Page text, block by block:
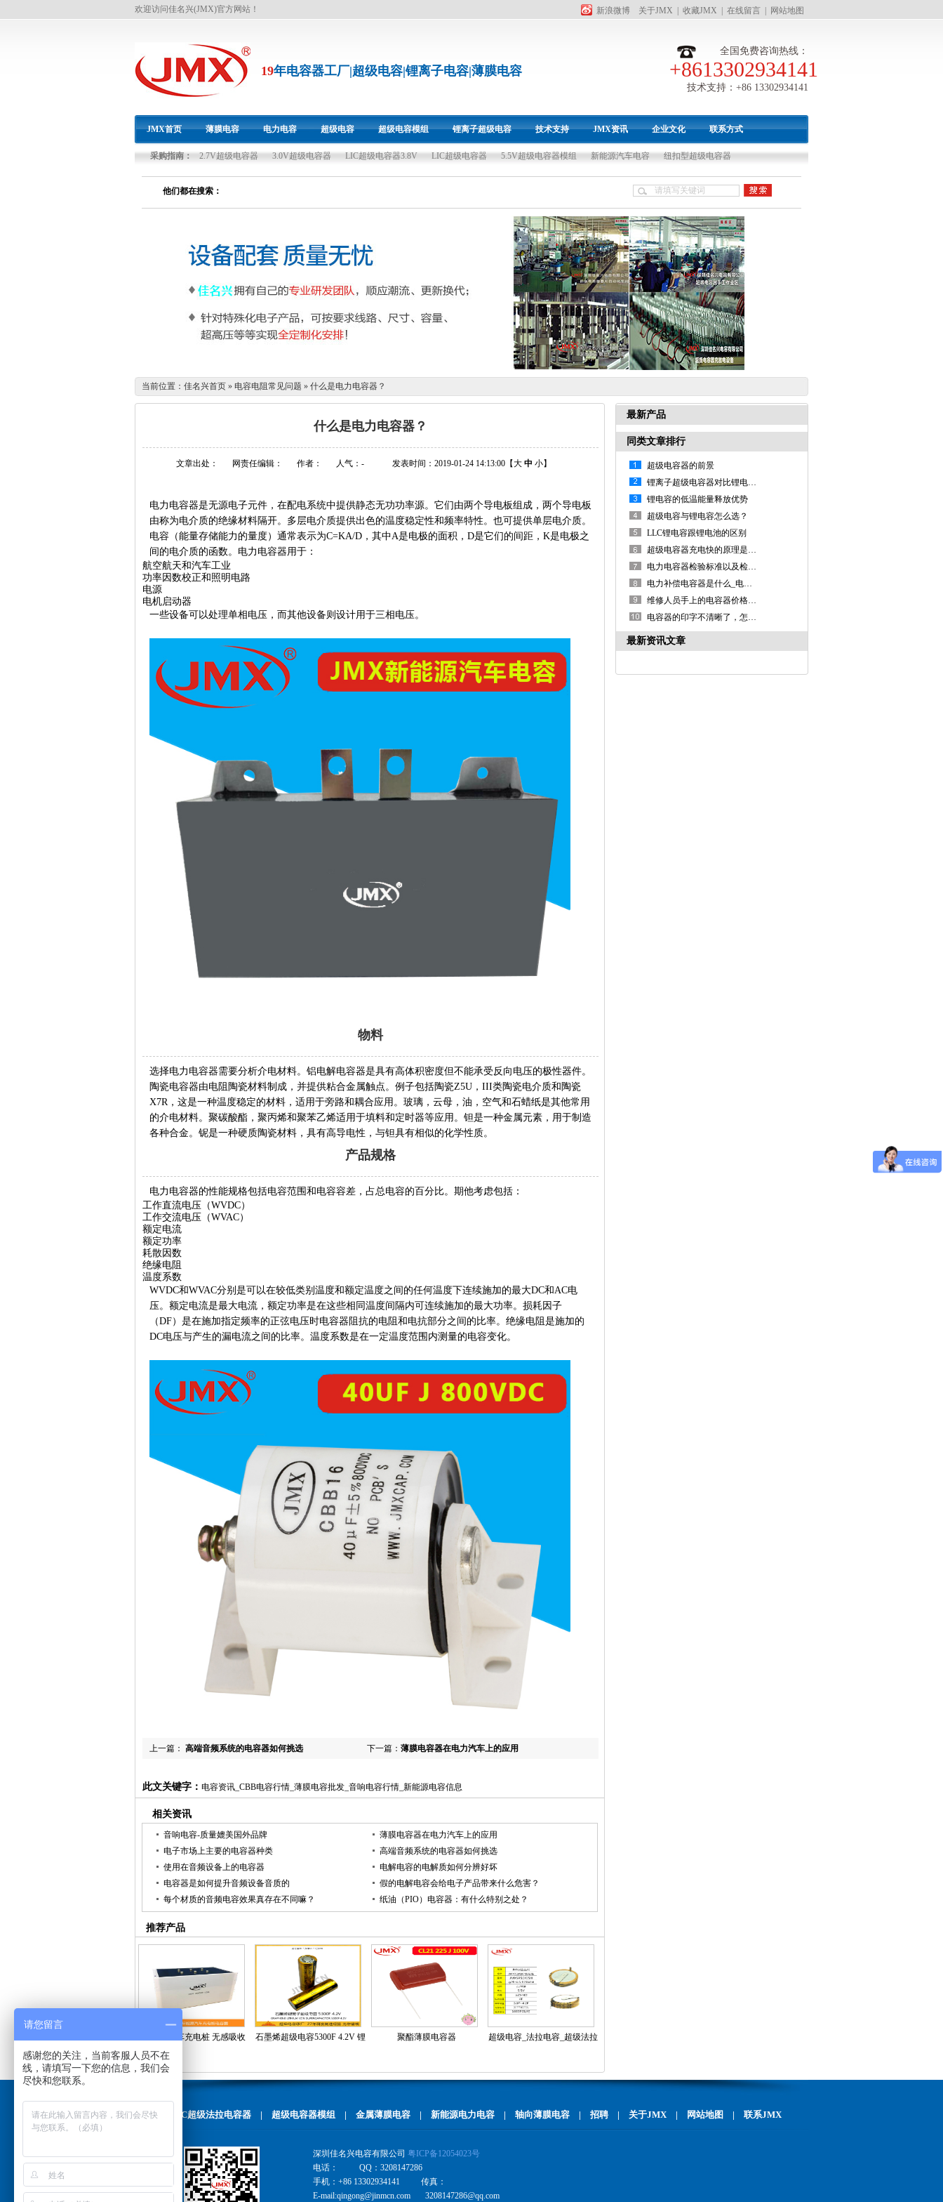
新浪微博 关于JMX 收藏JMX 在线留言 网站地图
欢迎访问佳名兴(JMX)官方网站！
19年电容器工厂|超级电容|锂离子电容|薄膜电容
全国免费咨询热线：
+8613302934141
技术支持：+86 13302934141
JMX首页 薄膜电容 电力电容 超级电容 超级电容模组 锂离子超级电容 技术支持 JMX资讯 企业文化 联系方式
双碳资源
采购指南： 2.7V超级电容器 3.0V超级电容器 LIC超级电容器3.8V LIC超级电容器 5.5V超级电容器模组 新能源汽车电容 纽扣型超级电容器
他们都在搜索：
当前位置： 佳名兴首页 » 电容电阻常见问题 » 什么是电力电容器？
什么是电力电容器？
文章出处： 网责任编辑： 作者： 人气： - 发表时间：2019-01-24 14:13:00【大 中 小】
电力电容器是无源电子元件，在配电系统中提供静态无功功率源。它们由两个导电板组成，两个导电板
由称为电介质的绝缘材料隔开。多层电介质提供出色的温度稳定性和频率特性。也可提供单层电介质。
电容（能量存储能力的量度）通常表示为C=KA/D，其中A是电极的面积，D是它们的间距，K是电极之
间的电介质的函数。电力电容器用于：
航空航天和汽车工业
功率因数校正和照明电路
电源
电机启动器
一些设备可以处理单相电压，而其他设备则设计用于三相电压。
物料
选择电力电容器需要分析介电材料。铝电解电容器是具有高体积密度但不能承受反向电压的极性器件。
陶瓷电容器由电阻陶瓷材料制成，并提供粘合金属触点。例子包括陶瓷Z5U，III类陶瓷电介质和陶瓷
X7R，这是一种温度稳定的材料，适用于旁路和耦合应用。玻璃，云母，油，空气和石蜡纸是其他常用
的介电材料。聚碳酸酯，聚丙烯和聚苯乙烯适用于填料和定时器等应用。钽是一种金属元素，用于制造
各种合金。铌是一种硬质陶瓷材料，具有高导电性，与钽具有相似的化学性质。
产品规格
电力电容器的性能规格包括电容范围和电容容差，占总电容的百分比。期他考虑包括：
工作直流电压（WVDC）
工作交流电压（WVAC）
额定电流
额定功率
耗散因数
绝缘电阻
温度系数
WVDC和WVAC分别是可以在较低类别温度和额定温度之间的任何温度下连续施加的最大DC和AC电
压。额定电流是最大电流，额定功率是在这些相同温度间隔内可连续施加的最大功率。损耗因子
（DF）是在施加指定频率的正弦电压时电容器阻抗的电阻和电抗部分之间的比率。绝缘电阻是施加的
DC电压与产生的漏电流之间的比率。温度系数是在一定温度范围内测量的电容变化。
下一篇： 薄膜电容器在电力汽车上的应用
上一篇： 高端音频系统的电容器如何挑选
此文关键字： 电容资讯_CBB电容行情_薄膜电容批发_音响电容行情_新能源电容信息
相关资讯
音响电容-质量媲美国外品牌
薄膜电容器在电力汽车上的应用
电子市场上主要的电容器种类
高端音频系统的电容器如何挑选
使用在音频设备上的电容器
电解电容的电解质如何分辨好坏
电容器是如何提升音频设备音质的
假的电解电容会给电子产品带来什么危害？
每个材质的音频电容效果真存在不同嘛？
纸油（PIO）电容器：有什么特别之处？
推荐产品
新能源汽车充电桩 无感吸收
薄膜电容器400UF 1200V
210X90X238
石墨烯超级电容5300F 4.2V 锂
电池电容 50A
聚酯薄膜电容器
超级电容_法拉电容_超级法拉
最新产品
同类文章排行
超级电容器的前景
锂离子超级电容器对比锂电池有什么优势？
锂电容的低温能量释放优势
超级电容与锂电容怎么选？
LLC锂电容跟锂电池的区别
超级电容器充电快的原理是什么？
电力电容器检验标准以及检验的注意事项
电力补偿电容器是什么_电力补偿电容器工作原理是什么？
维修人员手上的电容器价格为何那么贵？！
电容器的印字不清晰了，怎么看它的容量参数
最新资讯文章
EDLC超级法拉电容器 | 超级电容器模组 | 金属薄膜电容 | 新能源电力电容 | 轴向薄膜电容 | 招聘 | 关于JMX | 网站地图 | 联系JMX
深圳佳名兴电容有限公司 粤ICP备12054023号
电话： QQ：3208147286
手机：+86 13302934141 传真：
E-mail:qingong@jinmcn.com 3208147286@qq.com
请您留言
感谢您的关注，当前客服人员不在
线，请填写一下您的信息，我们会
尽快和您联系。